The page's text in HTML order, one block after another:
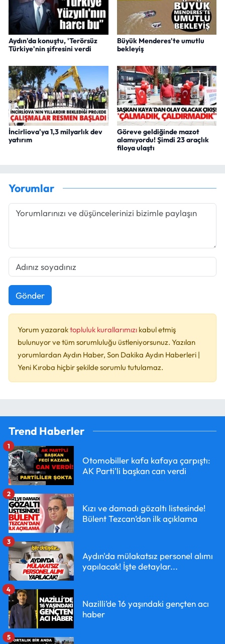
Aydın'da konuştu, 'Terörsüz
Türkiye'nin şifresini verdi
Büyük Menderes'te umutlu
bekleyiş
İncirliova'ya 1,3 milyarlık dev
yatırım
Göreve geldiğinde mazot
alamıyordu! Şimdi 23 araçlık
filoya ulaştı
Yorumlar
Gönder
Yorum yazaraktopluluk kurallarımızı kabul etmiş
bulunuyor ve tüm sorumluluğu üstleniyorsunuz. Yazılan
yorumlardan Aydın Haber, Son Dakika Aydın Haberleri |
Yeni Kıroba hiçbir şekilde sorumlu tutulamaz.
Trend Haberler
Otomobiller kafa kafaya çarpıştı:
AK Parti'li başkan can verdi
1
Kızı ve damadı gözaltı listesinde!
Bülent Tezcan’dan ilk açıklama
2
Aydın'da mülakatsız personel alımı
yapılacak! İşte detaylar...
3
Nazilli’de 16 yaşındaki gençten acı
haber
4
5